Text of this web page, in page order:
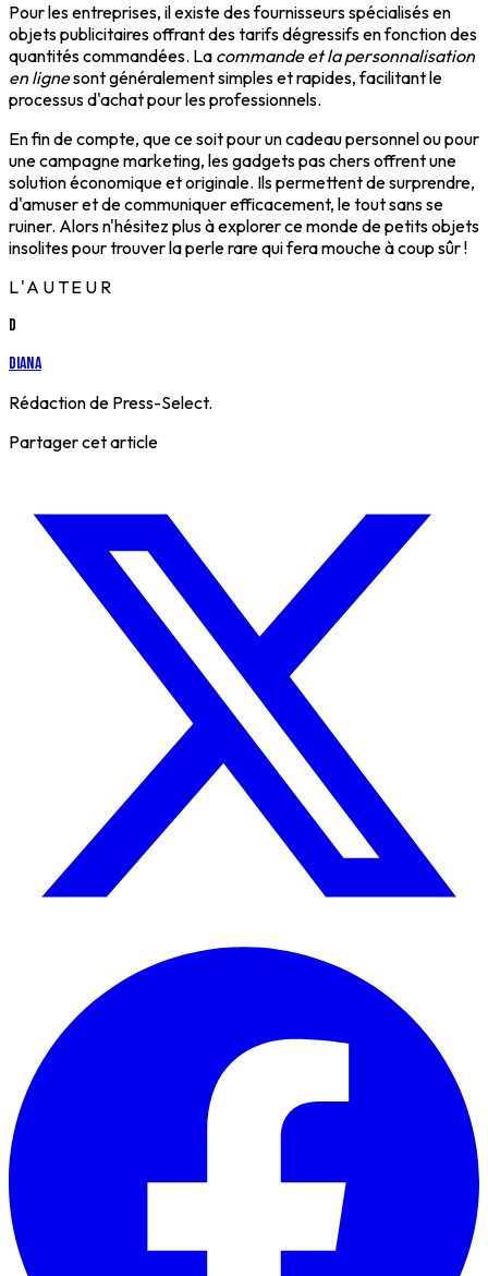
Pour les entreprises, il existe des fournisseurs spécialisés en
objets publicitaires offrant des tarifs dégressifs en fonction des
quantités commandées. La commande et la personnalisation
en lignesont généralement simples et rapides, facilitant le
processus d'achat pour les professionnels.
En fin de compte, que ce soit pour un cadeau personnel ou pour
une campagne marketing, les gadgets pas chers offrent une
solution économique et originale. Ils permettent de surprendre,
d'amuser et de communiquer efficacement, le tout sans se
ruiner. Alors n'hésitez plus à explorer ce monde de petits objets
insolites pour trouver la perle rare qui fera mouche à coup sûr !
L'AUTEUR
D
Diana
Rédaction de Press-Select.
Partager cet article